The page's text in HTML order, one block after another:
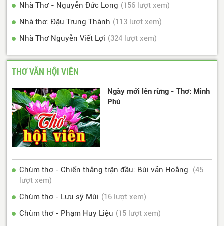
Nhà Thơ - Nguyễn Đức Long (156 lượt xem)
Nhà thơ: Đậu Trung Thành (113 lượt xem)
Nhà Thơ Nguyễn Viết Lợi (324 lượt xem)
THƠ VĂN HỘI VIÊN
Ngày mới lên rừng - Thơ: Minh
Phú
Chùm thơ - Chiến thắng trận đầu: Bùi văn Hoằng
(45
lượt xem)
Chùm thơ - Lưu sỹ Mùi (16 lượt xem)
Chùm thơ - Phạm Huy Liệu (15 lượt xem)